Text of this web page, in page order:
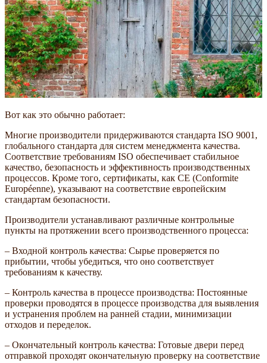
Вот как это обычно работает:
Многие производители придерживаются стандарта ISO 9001,
глобального стандарта для систем менеджмента качества.
Соответствие требованиям ISO обеспечивает стабильное
качество, безопасность и эффективность производственных
процессов. Кроме того, сертификаты, как CE (Conformite
Européenne), указывают на соответствие европейским
стандартам безопасности.
Производители устанавливают различные контрольные
пункты на протяжении всего производственного процесса:
– Входной контроль качества: Сырье проверяется по
прибытии, чтобы убедиться, что оно соответствует
требованиям к качеству.
– Контроль качества в процессе производства: Постоянные
проверки проводятся в процессе производства для выявления
и устранения проблем на ранней стадии, минимизации
отходов и переделок.
– Окончательный контроль качества: Готовые двери перед
отправкой проходят окончательную проверку на соответствие